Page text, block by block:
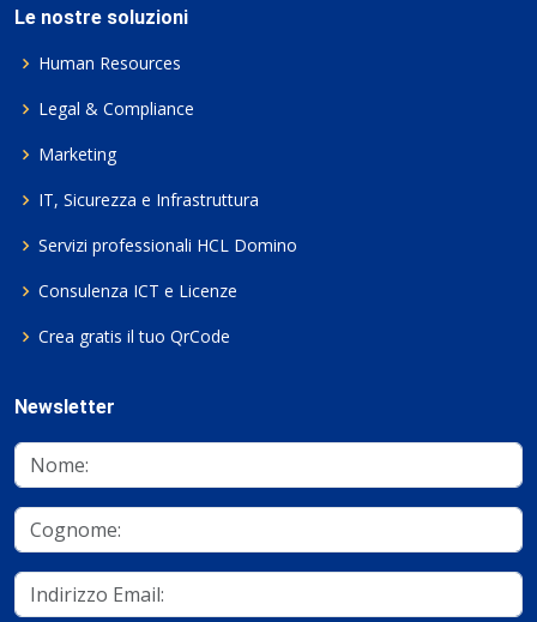
Le nostre soluzioni
Human Resources
Legal & Compliance
Marketing
IT, Sicurezza e Infrastruttura
Servizi professionali HCL Domino
Consulenza ICT e Licenze
Crea gratis il tuo QrCode
Newsletter